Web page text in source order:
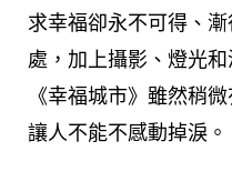
求幸福卻永不可得、
處，加上攝影、燈光
《幸福城市》雖然稍
讓人不能不感動掉淚。